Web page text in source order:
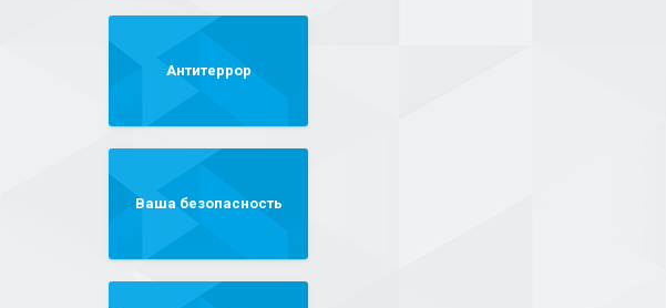
Антитеррор
Ваша безопасность